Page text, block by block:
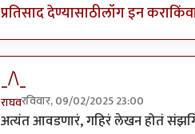
प्रतिसाद देण्यासाठीलॉग इन करा
_/\_
राघवरविवार, 09/02/2025 23:00
अत्यंत आवडणारं, गहिरं लेखन होतं